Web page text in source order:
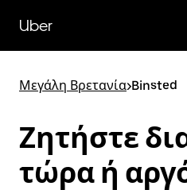
κύριο
περιεχόμενο
Uber
Μεγάλη Βρετανία>Binsted
Ζητήστε
τώρα ή